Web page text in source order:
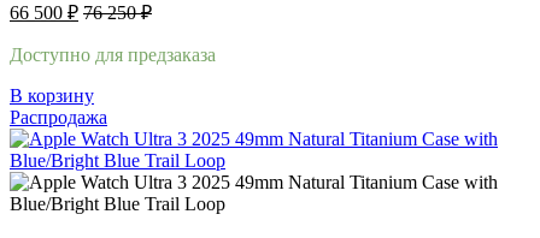
66 500 ₽ 76 250₽
Доступно для предзаказа
В корзину
Распродажа